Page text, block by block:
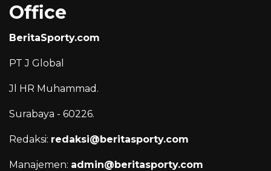
Office
BeritaSporty.com
PT J Global
Jl HR Muhammad.
Surabaya - 60226.
Redaksi: redaksi@beritasporty.com
Manajemen: admin@beritasporty.com